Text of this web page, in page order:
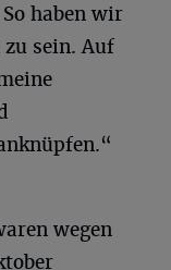
haben wir
zu sein. Auf
wegen